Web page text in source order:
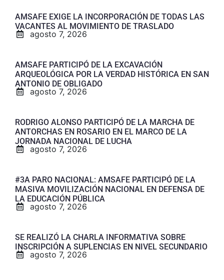
AMSAFE EXIGE LA INCORPORACIÓN DE TODAS LAS
VACANTES AL MOVIMIENTO DE TRASLADO
agosto 7, 2026
AMSAFE PARTICIPÓ DE LA EXCAVACIÓN
ARQUEOLÓGICA POR LA VERDAD HISTÓRICA EN SAN
ANTONIO DE OBLIGADO
agosto 7, 2026
RODRIGO ALONSO PARTICIPÓ DE LA MARCHA DE
ANTORCHAS EN ROSARIO EN EL MARCO DE LA
JORNADA NACIONAL DE LUCHA
agosto 7, 2026
#3A PARO NACIONAL: AMSAFE PARTICIPÓ DE LA
MASIVA MOVILIZACIÓN NACIONAL EN DEFENSA DE
LA EDUCACIÓN PÚBLICA
agosto 7, 2026
SE REALIZÓ LA CHARLA INFORMATIVA SOBRE
INSCRIPCIÓN A SUPLENCIAS EN NIVEL SECUNDARIO
agosto 7, 2026